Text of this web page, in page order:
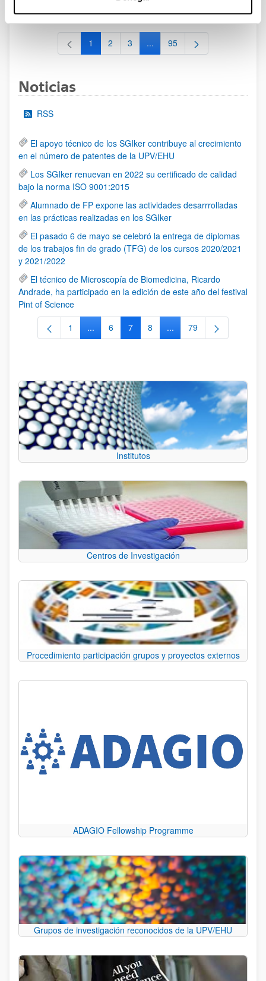
al 30/07/2026 (ambos incluídos)
Página
1 Página
2 Página
3 ...Páginas intermedias Use TAB
Página
95
Noticias
RSS
El apoyo técnico de los SGIker contribuye al crecimiento
en el número de patentes de la UPV/EHU
Los SGIker renuevan en 2022 su certificado de calidad
bajo la norma ISO 9001:2015
Alumnado de FP expone las actividades desarrrolladas
en las prácticas realizadas en los SGIker
El pasado 6 de mayo se celebró la entrega de diplomas
de los trabajos fin de grado (TFG) de los cursos 2020/2021
y 2021/2022
El técnico de Microscopía de Biomedicina, Ricardo
Andrade, ha participado en la edición de este año del festival
Pint of Science
Página
1 ...Páginas intermedias Use TAB para
Página
6 Página
7 Página
8 ...Páginas intermedias
Página
79
Institutos
Centros de Investigación
Procedimiento participación grupos y proyectos externos
ADAGIO Fellowship Programme
Grupos de investigación reconocidos de la UPV/EHU